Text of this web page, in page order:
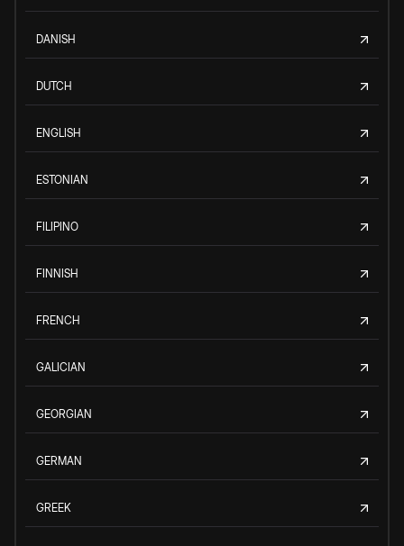
DANISH
DUTCH
ENGLISH
ESTONIAN
FILIPINO
FINNISH
FRENCH
GALICIAN
GEORGIAN
GERMAN
GREEK